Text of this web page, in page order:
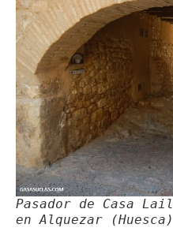
Pasador de Casa
en Alquezar (Huesca)